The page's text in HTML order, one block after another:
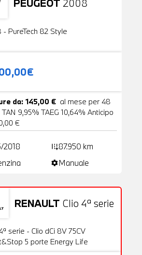
PEUGEOT 2008
- PureTech 82 Style
da: 145,00 € al mese per 48
9,95% TAEG 10,64% Anticipo
€
2018 add_road87.950 km
settingsManuale
RENAULT Clio 4ª serie
OFFERTA
20 Foto
serie - Clio dCi 8V 75CV
5 porte Energy Life